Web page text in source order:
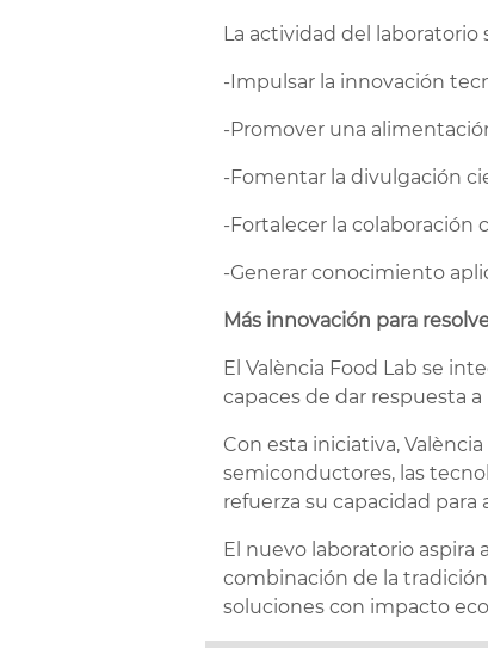
La actividad del
-Impulsar la innovación
-Promover una
-Fomentar la divulgación
-Fortalecer la colaboración
-Generar conocimiento
Más innovación para
El València Food Lab se
capaces de dar respuesta
Con esta iniciativa,
semiconductores, las
refuerza su capacidad
El nuevo laboratorio
combinación de la
soluciones con impacto